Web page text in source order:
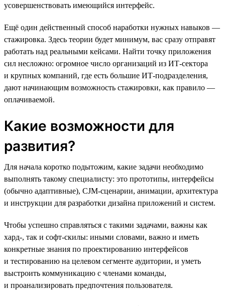
усовершенствовать имеющийся интерфейс.
Ещё один действенный способ наработки нужных навыков —
стажировка. Здесь теории будет минимум, вас сразу отправят
работать над реальными кейсами. Найти точку приложения
сил несложно: огромное число организаций из ИТ-сектора
и крупных компаний, где есть большие ИТ-подразделения,
дают начинающим возможность стажировки, как правило —
оплачиваемой.
Какие возможности для
развития?
Для начала коротко подытожим, какие задачи необходимо
выполнять такому специалисту: это прототипы, интерфейсы
(обычно адаптивные), CJM-сценарии, анимации, архитектура
и инструкции для разработки дизайна приложений и систем.
Чтобы успешно справляться с такими задачами, важны как
хард-, так и софт-скилы: иными словами, важно и иметь
конкретные знания по проектированию интерфейсов
и тестированию на целевом сегменте аудитории, и уметь
выстроить коммуникацию с членами команды,
и проанализировать предпочтения пользователя.